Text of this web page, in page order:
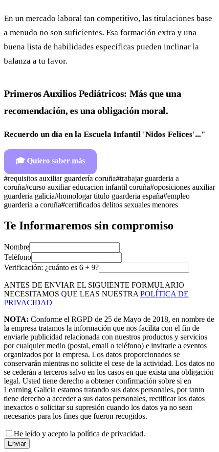
En un mercado laboral tan competitivo, las titulaciones base
a menudo no son suficientes. Esa formación extra y una
buena lista de habilidades específicas pueden inclinar la
balanza a tu favor.
Primeros Auxilios Pediátricos: Más que una
recomendación, es una obligación moral.
Recuerdo un día en la Escuela Infantil 'Nidos Felices'..."
🎓 Quiero saber más
#requisitos auxiliar guardería coruña#trabajar guarderia a
coruña#curso auxiliar educacion infantil coruña#oposiciones auxiliar
guarderia galicia#homologar titulo guarderia españa#empleo
guarderia a coruña#certificados delitos sexuales menores
Te Informaremos sin compromiso
Nombre
Teléfono
Verificación: ¿cuánto es 6 + 9?
ANTES DE ENVIAR EL SIGUIENTE FORMULARIO
NECESITAMOS QUE LEAS NUESTRA POLÍTICA DE
PRIVACIDAD
NOTA: Conforme el RGPD de 25 de Mayo de 2018, en nombre de
la empresa tratamos la información que nos facilita con el fin de
enviarle publicidad relacionada con nuestros productos y servicios
por cualquier medio (postal, email o teléfono) e invitarle a eventos
organizados por la empresa. Los datos proporcionados se
conservarán mientras no solicite el cese de la actividad. Los datos no
se cederán a terceros salvo en los casos en que exista una obligación
legal. Usted tiene derecho a obtener confirmación sobre si en
Learning Galicia estamos tratando sus datos personales, por tanto
tiene derecho a acceder a sus datos personales, rectificar los datos
inexactos o solicitar su supresión cuando los datos ya no sean
necesarios para los fines que fueron recogidos.
He leído y acepto la política de privacidad.
Enviar